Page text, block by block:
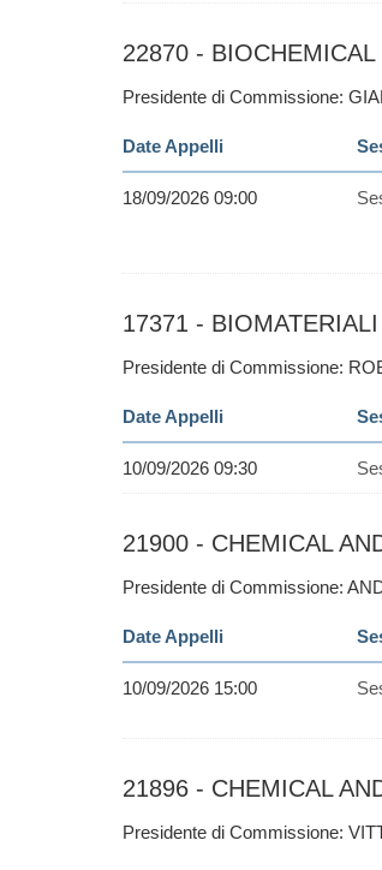
22870 -
Presidente di Commissione:
Date Appelli
18/09/2026 09:00
17371 -
Presidente di Commissione:
Date Appelli
10/09/2026 09:30
21900 - CHEMICAL
Presidente di Commissione:
Date Appelli
10/09/2026 15:00
21896 - CHEMICAL
Presidente di Commissione: